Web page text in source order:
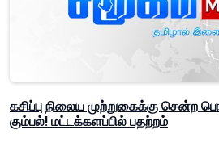
கசிப்பு நிலைய முற்றுகைக்கு சென்ற
கும்பல்! மட்டக்களப்பில் பதற்றம்